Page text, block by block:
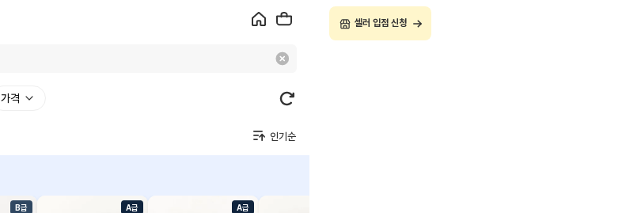
가격
B급 A급 A급
셀러 입점 신청